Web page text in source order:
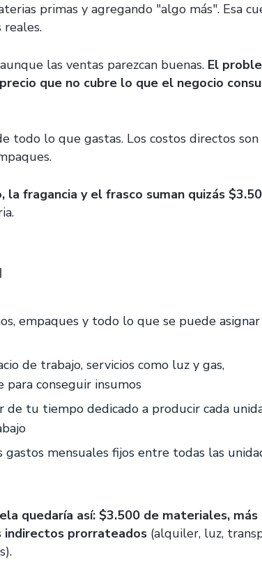
primas y agregando "algo más". Esa
las ventas parezcan buenas. El
que no cubre lo que el negocio
todo lo que gastas. Los costos directos son
la fragancia y el frasco suman quizás
empaques y todo lo que se puede asignar
de trabajo, servicios como luz y gas,
conseguir insumos
tu tiempo dedicado a producir cada
mensuales fijos entre todas las
quedaría así: $3.500 de materiales, más
indirectos prorrateados (alquiler, luz,